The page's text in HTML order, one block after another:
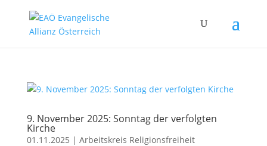
9. November 2025: Sonntag der verfolgten
Kirche
01.11.2025 | Arbeitskreis Religionsfreiheit